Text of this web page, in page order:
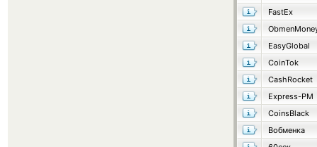
FastEx
EasyGlobal
CoinTok
CashRocket
Express-PM
CoinsBlack
Вобменка